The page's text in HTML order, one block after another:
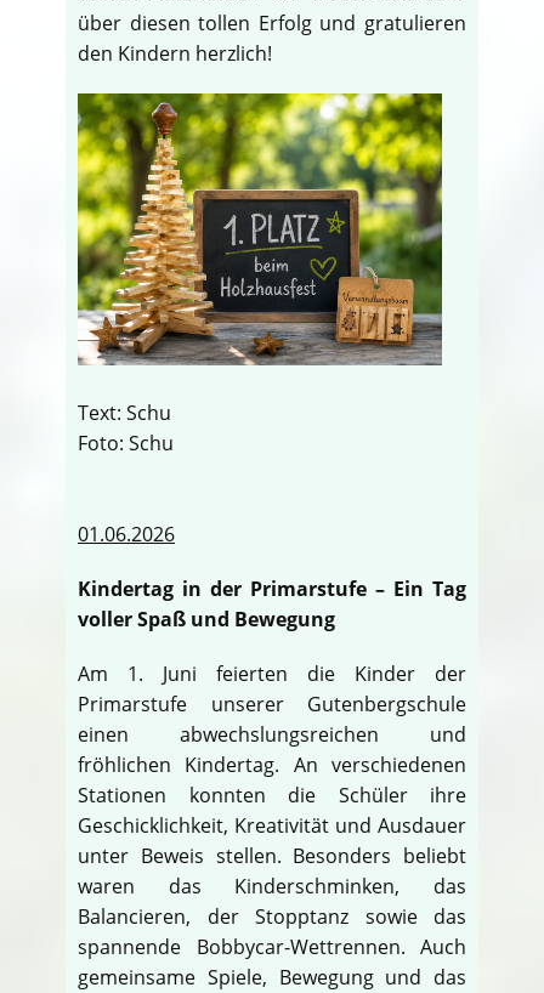
über diesen tollen Erfolg und gratulieren
den Kindern herzlich!
Text: Schu
Foto: Schu
01.06.2026
Kindertag in der Primarstufe – Ein Tag
voller Spaß und Bewegung
Am 1. Juni feierten die Kinder der
Primarstufe unserer Gutenbergschule
einen abwechslungsreichen und
fröhlichen Kindertag. An verschiedenen
Stationen konnten die Schüler ihre
Geschicklichkeit, Kreativität und Ausdauer
unter Beweis stellen. Besonders beliebt
waren das Kinderschminken, das
Balancieren, der Stopptanz sowie das
spannende Bobbycar-Wettrennen. Auch
gemeinsame Spiele, Bewegung und das